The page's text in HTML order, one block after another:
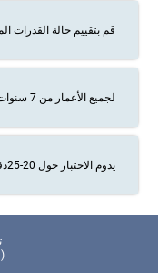
قم بتقييم حالة القدرات
لجميع الأعمار من 7 سنوات.
يدوم الاختبار حول 20-25دقيقة.